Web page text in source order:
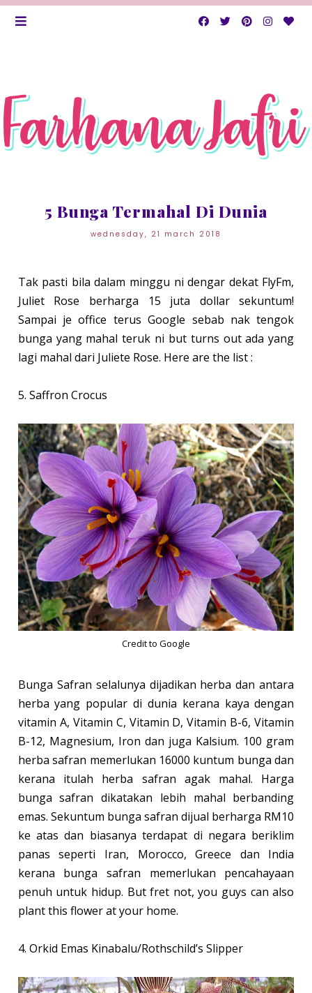
5 Bunga Termahal Di Dunia
wednesday, 21 march 2018
Tak pasti bila dalam minggu ni dengar dekat FlyFm,
Juliet Rose berharga 15 juta dollar sekuntum!
Sampai je office terus Google sebab nak tengok
bunga yang mahal teruk ni but turns out ada yang
lagi mahal dari Juliete Rose. Here are the list :
5. Saffron Crocus
Credit to Google
Bunga Safran selalunya dijadikan herba dan antara
herba yang popular di dunia kerana kaya dengan
vitamin A, Vitamin C, Vitamin D, Vitamin B-6, Vitamin
B-12, Magnesium, Iron dan juga Kalsium. 100 gram
herba safran memerlukan 16000 kuntum bunga dan
kerana itulah herba safran agak mahal. Harga
bunga safran dikatakan lebih mahal berbanding
emas. Sekuntum bunga safran dijual berharga RM10
ke atas dan biasanya terdapat di negara beriklim
panas seperti Iran, Morocco, Greece dan India
kerana bunga safran memerlukan pencahayaan
penuh untuk hidup. But fret not, you guys can also
plant this flower at your home.
4. Orkid Emas Kinabalu/Rothschild’s Slipper